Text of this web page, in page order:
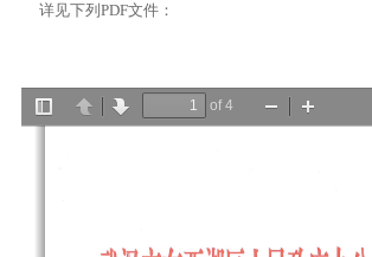
详见下列PDF文件：